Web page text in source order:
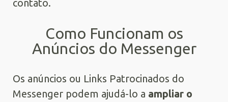
contato.
Como Funcionam os
Anúncios do Messenger
Os anúncios ou Links Patrocinados do
Messenger podem ajudá-lo a ampliar o